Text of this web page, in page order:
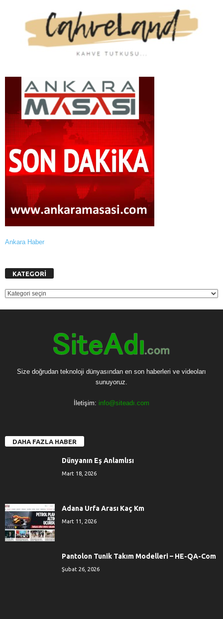
Ankara Haber
KATEGORİ
KATEGORİ
Size doğrudan teknoloji dünyasından en son haberleri ve videoları
sunuyoruz.
İletişim: info@siteadı.com
DAHA FAZLA HABER
Dünyanın Eş Anlamlısı
Mart 18, 2026
Adana Urfa Arası Kaç Km
Mart 11, 2026
Pantolon Tunik Takım Modelleri – HE-QA-Com
Şubat 26, 2026